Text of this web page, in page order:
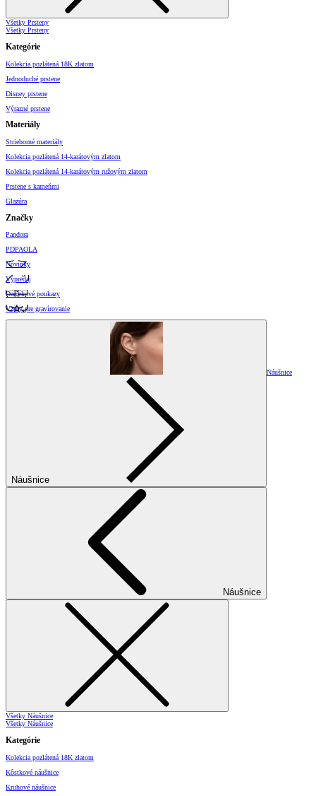
Všetky Prsteny
Všetky Prsteny
Kategórie
Kolekcia pozlátená 18K zlatom
Jednoduché prstene
Disney prstene
Výrazné prstene
Materiály
Strieborné materiály
Kolekcia pozlátená 14-karátovým zlatom
Kolekcia pozlátená 14-karátovým ružovým zlatom
Prstene s kameňmi
Glazúra
Značky
Pandora
PDPAOLA
Novinky
Výpredaj
Darčekové poukazy
Vzory pre gravírovanie
Náušnice
Náušnice
Náušnice
Všetky Náušnice
Všetky Náušnice
Kategórie
Kolekcia pozlátená 18K zlatom
Kôstkové náušnice
Kruhové náušnice